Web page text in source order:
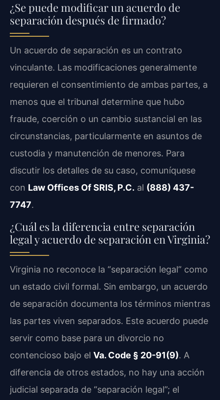
¿Se puede modificar un acuerdo de
separación después de firmado?
Un acuerdo de separación es un contrato
vinculante. Las modificaciones generalmente
requieren el consentimiento de ambas partes, a
menos que el tribunal determine que hubo
fraude, coerción o un cambio sustancial en las
circunstancias, particularmente en asuntos de
custodia y manutención de menores. Para
discutir los detalles de su caso, comuníquese
con Law Offices Of SRIS, P.C. al (888) 437-
7747.
¿Cuál es la diferencia entre separación
legal y acuerdo de separación en Virginia?
Virginia no reconoce la “separación legal” como
un estado civil formal. Sin embargo, un acuerdo
de separación documenta los términos mientras
las partes viven separados. Este acuerdo puede
servir como base para un divorcio no
contencioso bajo el Va. Code § 20-91(9). A
diferencia de otros estados, no hay una acción
judicial separada de “separación legal”; el